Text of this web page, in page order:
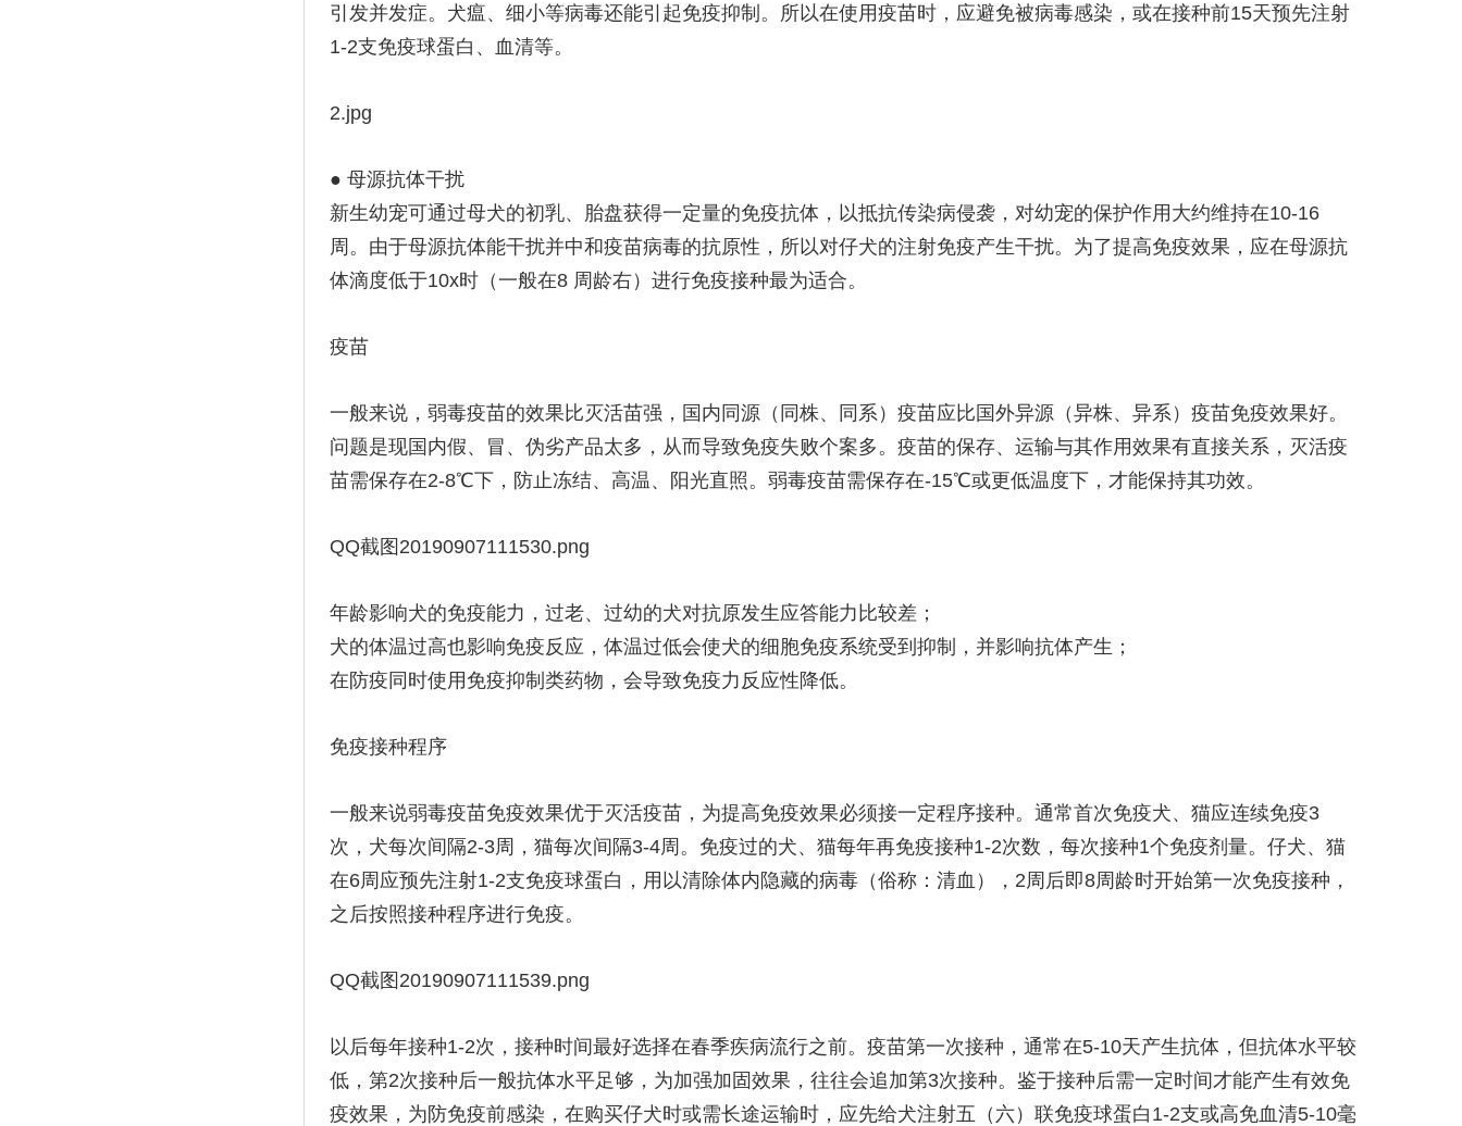
引发并发症。犬瘟、细小等病毒还能引起免疫抑制。所以在使用疫苗时，应避免被病毒感染，或在接种前15天预先注射
1-2支免疫球蛋白、血清等。
2.jpg
● 母源抗体干扰
新生幼宠可通过母犬的初乳、胎盘获得一定量的免疫抗体，以抵抗传染病侵袭，对幼宠的保护作用大约维持在10-16
周。由于母源抗体能干扰并中和疫苗病毒的抗原性，所以对仔犬的注射免疫产生干扰。为了提高免疫效果，应在母源抗
体滴度低于10x时（一般在8 周龄右）进行免疫接种最为适合。
疫苗
一般来说，弱毒疫苗的效果比灭活苗强，国内同源（同株、同系）疫苗应比国外异源（异株、异系）疫苗免疫效果好。
问题是现国内假、冒、伪劣产品太多，从而导致免疫失败个案多。疫苗的保存、运输与其作用效果有直接关系，灭活疫
苗需保存在2-8℃下，防止冻结、高温、阳光直照。弱毒疫苗需保存在-15℃或更低温度下，才能保持其功效。
QQ截图20190907111530.png
年龄影响犬的免疫能力，过老、过幼的犬对抗原发生应答能力比较差；
犬的体温过高也影响免疫反应，体温过低会使犬的细胞免疫系统受到抑制，并影响抗体产生；
在防疫同时使用免疫抑制类药物，会导致免疫力反应性降低。
免疫接种程序
一般来说弱毒疫苗免疫效果优于灭活疫苗，为提高免疫效果必须接一定程序接种。通常首次免疫犬、猫应连续免疫3
次，犬每次间隔2-3周，猫每次间隔3-4周。免疫过的犬、猫每年再免疫接种1-2次数，每次接种1个免疫剂量。仔犬、猫
在6周应预先注射1-2支免疫球蛋白，用以清除体内隐藏的病毒（俗称：清血），2周后即8周龄时开始第一次免疫接种，
之后按照接种程序进行免疫。
QQ截图20190907111539.png
以后每年接种1-2次，接种时间最好选择在春季疾病流行之前。疫苗第一次接种，通常在5-10天产生抗体，但抗体水平较
低，第2次接种后一般抗体水平足够，为加强加固效果，往往会追加第3次接种。鉴于接种后需一定时间才能产生有效免
疫效果，为防免疫前感染，在购买仔犬时或需长途运输时，应先给犬注射五（六）联免疫球蛋白1-2支或高免血清5-10毫